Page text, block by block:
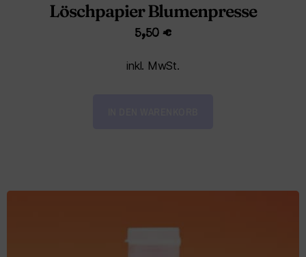
Löschpapier Blumenpresse
5,50 €
inkl. MwSt.